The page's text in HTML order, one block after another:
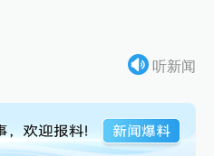
听新闻